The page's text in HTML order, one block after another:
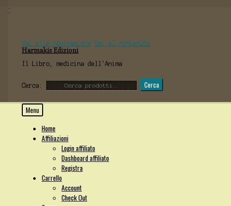
Vai alla navigazione Vai al contenuto
Harmakis Edizioni
Il Libro, medicina dell'Anima
Cerca: Cerca
Menu
Home
Affiliazioni
Login affiliato
Dashboard affiliato
Registra
Carrello
Account
Check Out